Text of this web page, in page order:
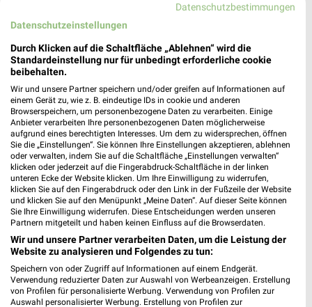
314,04 km • Angebote: 1 Prospekt
RENO Salzkotten
33154 Salzkotten
Heute 09:00 - 16:00 Uhr | Geschlossen
341,46 km • Angebote: 1 Prospekt
DEICHMANN Steinheim
Wöbbeler Straße 62
32839 Steinheim
Heute 09:30 - 18:00 Uhr |
302,81 km
SCHUH OKAY Lage
Datenschutzbestimmungen
Datenschutzeinstellungen
Durch Klicken auf die Schaltfläche „Ablehnen“ wird die
Standardeinstellung nur für unbedingt erforderliche cookie
beibehalten.
Wir und unsere Partner speichern und/oder greifen auf Informationen auf
einem Gerät zu, wie z. B. eindeutige IDs in cookie und anderen
Browserspeichern, um personenbezogene Daten zu verarbeiten. Einige
Anbieter verarbeiten Ihre personenbezogenen Daten möglicherweise
aufgrund eines berechtigten Interesses. Um dem zu widersprechen, öffnen
Sie die „Einstellungen“. Sie können Ihre Einstellungen akzeptieren, ablehnen
oder verwalten, indem Sie auf die Schaltfläche „Einstellungen verwalten“
klicken oder jederzeit auf die Fingerabdruck-Schaltfläche in der linken
unteren Ecke der Website klicken. Um Ihre Einwilligung zu widerrufen,
klicken Sie auf den Fingerabdruck oder den Link in der Fußzeile der Website
und klicken Sie auf den Menüpunkt „Meine Daten“. Auf dieser Seite können
Sie Ihre Einwilligung widerrufen. Diese Entscheidungen werden unseren
Partnern mitgeteilt und haben keinen Einfluss auf die Browserdaten.
Wir und unsere Partner verarbeiten Daten, um die Leistung der
Website zu analysieren und Folgendes zu tun:
Speichern von oder Zugriff auf Informationen auf einem Endgerät.
Verwendung reduzierter Daten zur Auswahl von Werbeanzeigen. Erstellung
von Profilen für personalisierte Werbung. Verwendung von Profilen zur
Auswahl personalisierter Werbung. Erstellung von Profilen zur